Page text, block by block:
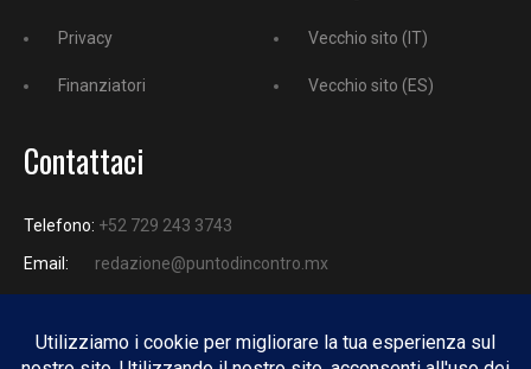
Privacy
Finanziatori
Vecchio sito (IT)
Vecchio sito (ES)
Contattaci
Telefono: +52 729 243 3743
Email:
redazione@puntodincontro.mx
PUNTODINCONTRO